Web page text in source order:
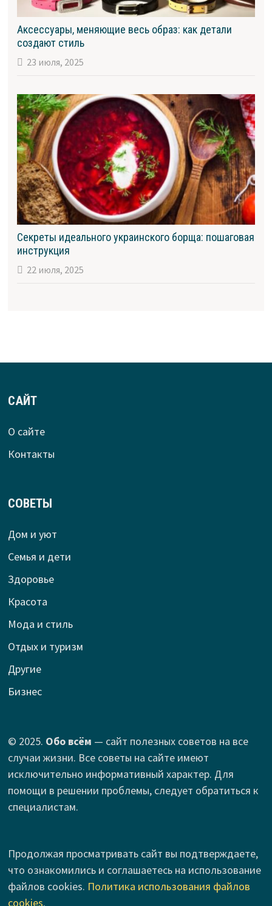
Аксессуары, меняющие весь образ: как детали
создают стиль
23 июля, 2025
Секреты идеального украинского борща: пошаговая
инструкция
22 июля, 2025
САЙТ
О сайте
Контакты
СОВЕТЫ
Дом и уют
Семья и дети
Здоровье
Красота
Мода и стиль
Отдых и туризм
Другие
Бизнес
© 2025. Обо всём — сайт полезных советов на все
случаи жизни. Все советы на сайте имеют
исключительно информативный характер. Для
помощи в решении проблемы, следует обратиться к
специалистам.
Продолжая просматривать сайт вы подтверждаете,
что ознакомились и соглашаетесь на использование
файлов cookies. Политика использования файлов
cookies.